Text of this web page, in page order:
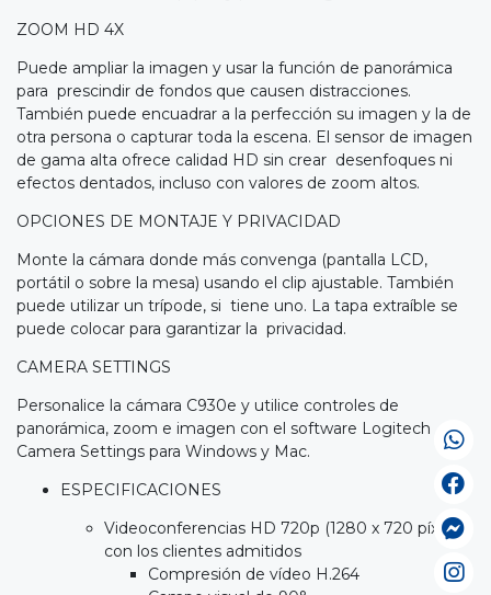
ZOOM HD 4X
Puede ampliar la imagen y usar la función de panorámica
para prescindir de fondos que causen distracciones.
También puede encuadrar a la perfección su imagen y la de
otra persona o capturar toda la escena. El sensor de imagen
de gama alta ofrece calidad HD sin crear desenfoques ni
efectos dentados, incluso con valores de zoom altos.
OPCIONES DE MONTAJE Y PRIVACIDAD
Monte la cámara donde más convenga (pantalla LCD,
portátil o sobre la mesa) usando el clip ajustable. También
puede utilizar un trípode, si tiene uno. La tapa extraíble se
puede colocar para garantizar la privacidad.
CAMERA SETTINGS
Personalice la cámara C930e y utilice controles de
panorámica, zoom e imagen con el software Logitech
Camera Settings para Windows y Mac.
ESPECIFICACIONES
Videoconferencias HD 720p (1280 x 720 píxeles)
con los clientes admitidos
Compresión de vídeo H.264